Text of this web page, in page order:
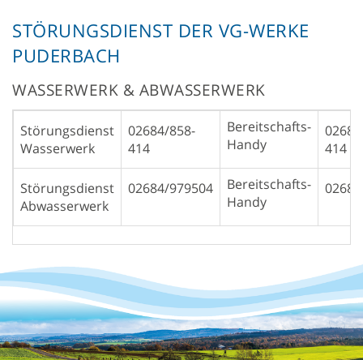
STÖRUNGSDIENST DER VG-WERKE
PUDERBACH
WASSERWERK & ABWASSERWERK
Störungsdienst
Wasserwerk
02684/858-
414
Bereitschafts-
Handy
414
Störungsdienst
Abwasserwerk
02684/979504
Bereitschafts-
Handy